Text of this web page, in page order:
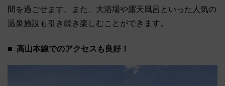
間を過ごせます。また、大浴場や露天風呂といった人気の
温泉施設も引き続き楽しむことができます。
高山本線でのアクセスも良好！